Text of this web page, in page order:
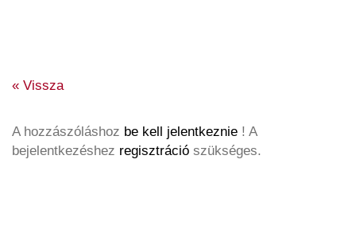
« Vissza
A hozzászóláshoz be kell jelentkeznie ! A
bejelentkezéshez regisztráció szükséges.